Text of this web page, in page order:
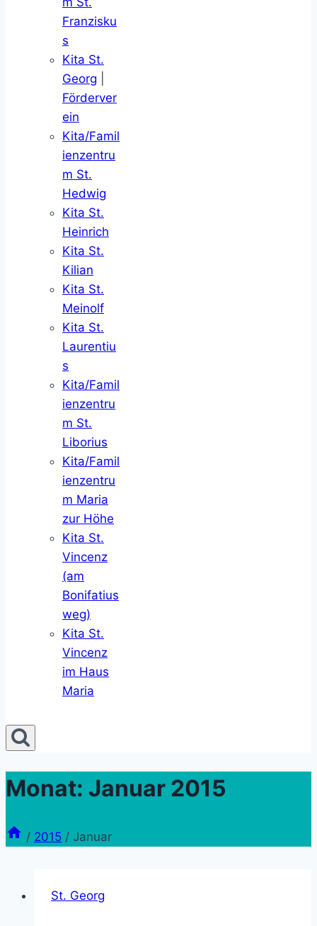
Franzisku
s
Kita St.
Georg
Förderver
ein
Kita/Famil
ienzentru
m St.
Hedwig
Kita St.
Heinrich
Kita St.
Kilian
Kita St.
Meinolf
Kita St.
Laurentiu
s
Kita/Famil
ienzentru
m St.
Liborius
Kita/Famil
ienzentru
m Maria
zur Höhe
Kita St.
Vincenz
(am
Bonifatius
weg)
Kita St.
Vincenz
im Haus
Maria
Monat: Januar 2015
/ 2015 / Januar
St. Georg